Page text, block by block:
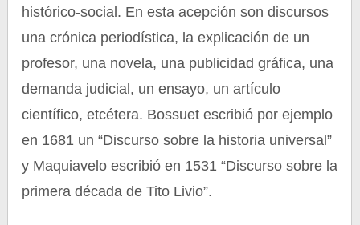
histórico-social. En esta acepción son discursos
una crónica periodística, la explicación de un
profesor, una novela, una publicidad gráfica, una
demanda judicial, un ensayo, un artículo
científico, etcétera. Bossuet escribió por ejemplo
en 1681 un “Discurso sobre la historia universal”
y Maquiavelo escribió en 1531 “Discurso sobre la
primera década de Tito Livio”.